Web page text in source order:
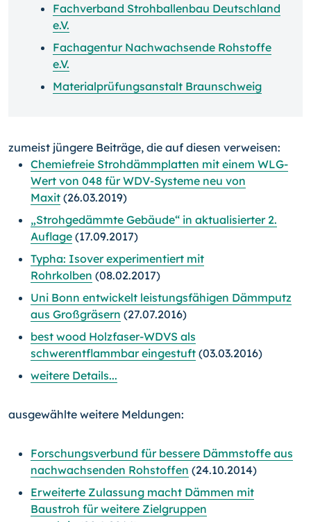
Fachverband Strohballenbau Deutschland
e.V.
Fachagentur Nachwachsende Rohstoffe
e.V.
Materialprüfungsanstalt Braunschweig
zumeist jüngere Beiträge, die auf diesen verweisen:
Chemiefreie Strohdämmplatten mit einem WLG-
Wert von 048 für WDV-Systeme neu von
Maxit (26.03.2019)
„Strohgedämmte Gebäude“ in aktualisierter 2.
Auflage (17.09.2017)
Typha: Isover experimentiert mit
Rohrkolben (08.02.2017)
Uni Bonn entwickelt leistungsfähigen Dämmputz
aus Großgräsern (27.07.2016)
best wood Holzfaser-WDVS als
schwerentflammbar eingestuft (03.03.2016)
weitere Details...
ausgewählte weitere Meldungen:
Forschungsverbund für bessere Dämmstoffe aus
nachwachsenden Rohstoffen (24.10.2014)
Erweiterte Zulassung macht Dämmen mit
Baustroh für weitere Zielgruppen